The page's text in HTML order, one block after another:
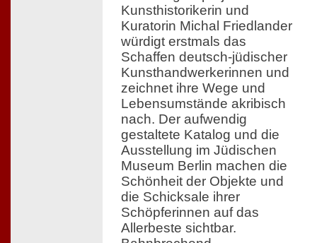
Kunsthistorikerin und
Kuratorin Michal Friedlander
würdigt erstmals das
Schaffen deutsch-jüdischer
Kunsthandwerkerinnen und
zeichnet ihre Wege und
Lebensumstände akribisch
nach. Der aufwendig
gestaltete Katalog und die
Ausstellung im Jüdischen
Museum Berlin machen die
Schönheit der Objekte und
die Schicksale ihrer
Schöpferinnen auf das
Allerbeste sichtbar.